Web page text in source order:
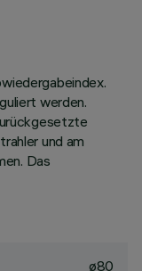
werden.
und am
Das
ø80